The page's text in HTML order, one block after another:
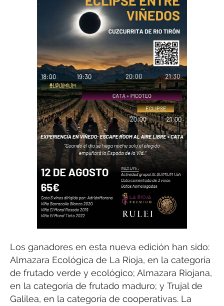
Los ganadores en esta nueva edición han sido:
Almazara Ecológica de La Rioja, en la categoría
de frutado verde y ecológico; Almazara Riojana,
en la categoría de frutado maduro; y Trujal de
Galilea, en la categoría de cooperativas. La